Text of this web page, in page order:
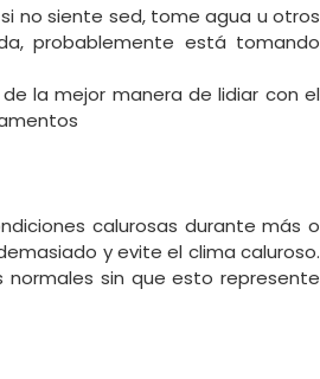
no siente sed, tome agua u otros
probablemente está tomando
la mejor manera de lidiar con el
calurosas durante más o
y evite el clima caluroso.
sin que esto represente